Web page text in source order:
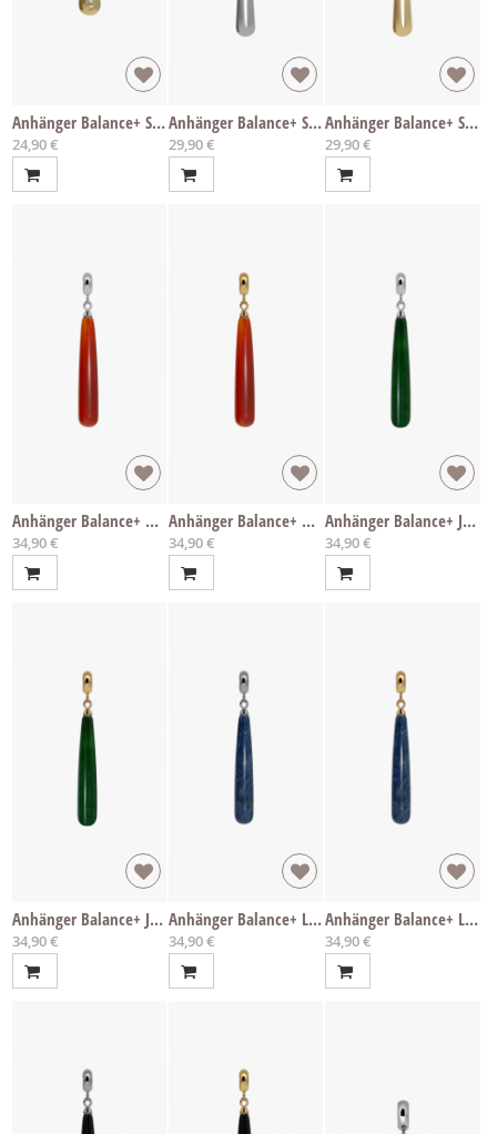
Anhänger Balance+ Sleek S
24,90 €
Anhänger Balance+ Sleek L
29,90 €
Anhänger Balance+ Sleek L
29,90 €
Anhänger Balance+ Achat
34,90 €
Anhänger Balance+ Achat
34,90 €
Anhänger Balance+ Jade
34,90 €
Anhänger Balance+ Jade
34,90 €
Anhänger Balance+ Lapis
34,90 €
Anhänger Balance+ Lapis
34,90 €